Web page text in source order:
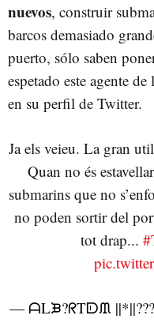
nuevos, construir
barcos demasiado
puerto, sólo saben
espetado este agente
en su perfil de Twitter.
Ja els veieu. La gran
Quan no és
submarins que no
no poden sortir del
tot drap...
— ᗩLᙖ?ᖇTᗟᙢ